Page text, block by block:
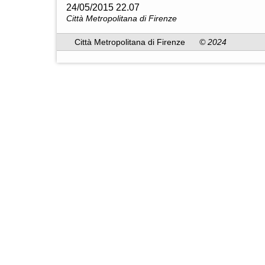
24/05/2015 22.07
Città Metropolitana di Firenze
Città Metropolitana di Firenze © 2024